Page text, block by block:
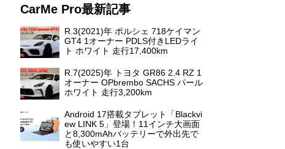
CarMe Pro最新記事
R.3(2021)年 ポルシェ 718ケイマン
GT4 1オーナー PDLS付きLEDライ
ト ホワイト 走行17,400km
R.7(2025)年 トヨタ GR86 2.4 RZ 1
オーナー OPbrembo SACHS パール
ホワイト 走行3,200km
Android 17搭載タブレット「Blackvi
ew LINK 5」登場！11インチ大画面
と8,300mAhバッテリーで外出先で
も使いやすい1台